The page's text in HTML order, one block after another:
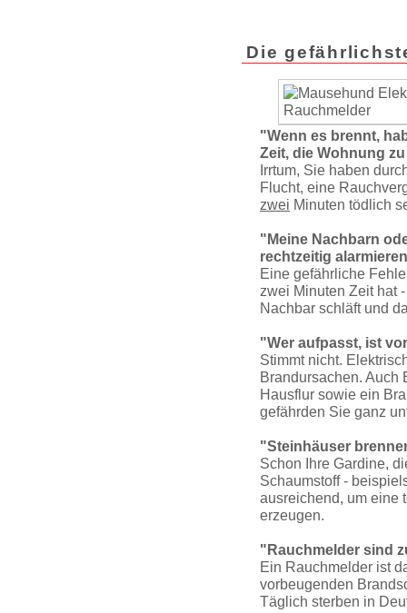
Die
"Wenn es brennt,
Zeit, die Wohnung
Irrtum, Sie haben
Flucht, eine
zwei Minuten tödlich
"Meine Nachbarn
rechtzeitig
Eine gefährliche
zwei Minuten Zeit hat
Nachbar schläft und
"Wer aufpasst, ist
Stimmt nicht.
Brandursachen. Auch
Hausflur sowie ein
gefährden Sie ganz
"Steinhäuser
Schon Ihre Gardine,
Schaumstoff -
ausreichend, um eine
erzeugen.
"Rauchmelder sind
Ein Rauchmelder ist
vorbeugenden
Täglich sterben in